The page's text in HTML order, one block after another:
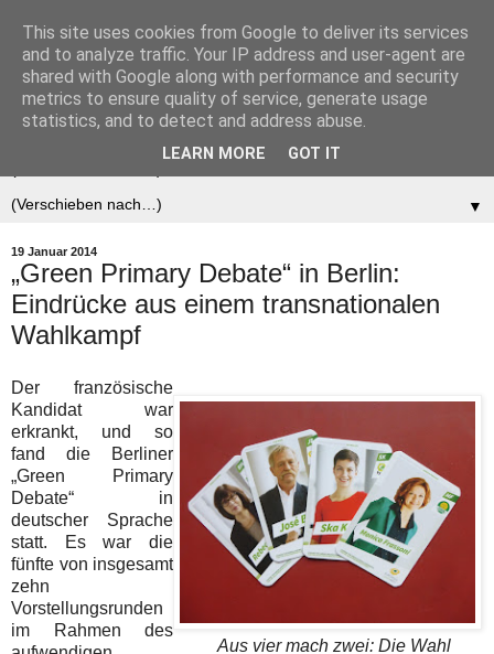
Der (europäische)
Föderalist
▼
19 Januar 2014
„Green Primary Debate“ in Berlin:
Eindrücke aus einem transnationalen
Wahlkampf
Aus vier mach zwei: Die Wahl
Der französische
Kandidat war
erkrankt, und so
fand die Berliner
„Green Primary
Debate“ in
deutscher Sprache
statt. Es war die
fünfte von insgesamt
zehn
Vorstellungsrunden
im Rahmen des
This site uses cookies from Google to deliver its services
and to analyze traffic. Your IP address and user-agent are
shared with Google along with performance and security
metrics to ensure quality of service, generate usage
statistics, and to detect and address abuse.
LEARN MORE GOT IT